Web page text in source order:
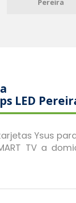
Pereira
LED
Ysus
TV a